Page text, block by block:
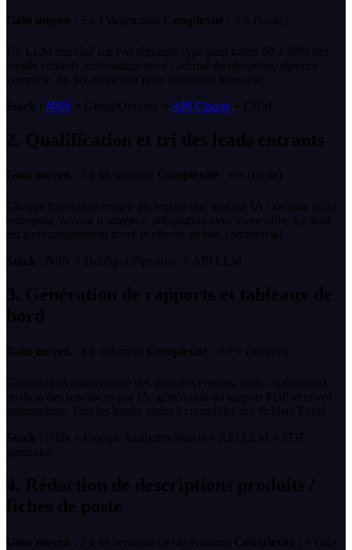
Gain moyen : 5 à 15h/semaine Complexité : ⭐⭐ (facile)
Un LLM entraîné sur vos réponses type peut traiter 60 à 80% des
emails entrants automatiquement : accusé de réception, réponse
complète, ou pré-rédaction pour validation humaine.
Stack
N8N + Gmail/Outlook + API Claude + CRM
2. Qualification et tri des leads entrants
Gain moyen : 3 à 8h/semaine Complexité : ⭐⭐ (facile)
Chaque formulaire rempli déclenche une analyse IA : secteur, taille
entreprise, niveau d’urgence, adéquation avec votre offre. Le lead
est automatiquement scoré et affecté au bon commercial.
Stack : N8N + HubSpot/Pipedrive + API LLM
3. Génération de rapports et tableaux de
bord
Gain moyen : 4 à 10h/mois Complexité : ⭐⭐⭐ (moyen)
Compilation automatique des données (ventes, trafic, opérations),
analyse des tendances par IA, génération du rapport PDF et envoi
automatique. Fini les lundis matin à consolider des fichiers Excel.
Stack
: N8N + Google Analytics/Sheets + API LLM + PDF
generator
4. Rédaction de descriptions produits /
fiches de poste
Gain moyen : 2 à 6h/semaine (selon volume) Complexité : ⭐ (très